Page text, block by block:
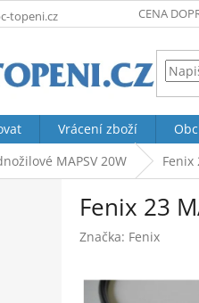
topeni.cz CENA
Vrácení zboží
MAPSV 20W Fenix
Fenix 23
Značka: Fenix